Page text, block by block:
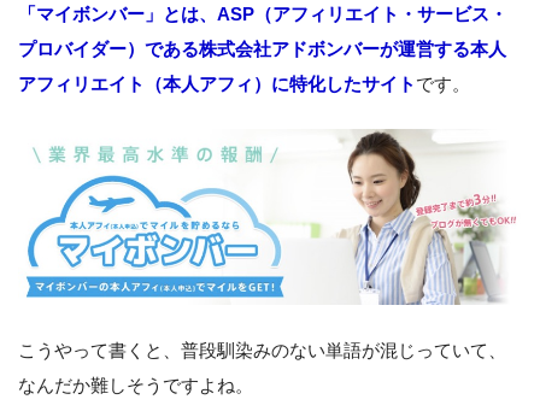
「マイボンバー」とは、ASP（アフィリエイト・サービス・
プロバイダー）である株式会社アドボンバーが運営する本人
アフィリエイト（本人アフィ）に特化したサイト です。
こうやって書くと、普段馴染みのない単語が混じっていて、
なんだか難しそうですよね。